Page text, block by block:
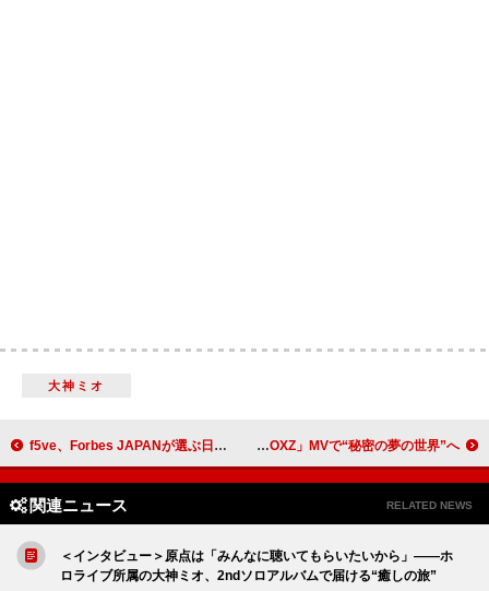
大神ミオ
f5ve、Forbes JAPANが選ぶ日本発「世界を変える30歳未満」にノミネート IVE、新曲「XOXZ」MVで“秘密の夢の世界”へ
関連ニュース RELATED NEWS
＜インタビュー＞原点は「みんなに聴いてもらいたいから」――ホ
ロライブ所属の大神ミオ、2ndソロアルバムで届ける“癒しの旅”